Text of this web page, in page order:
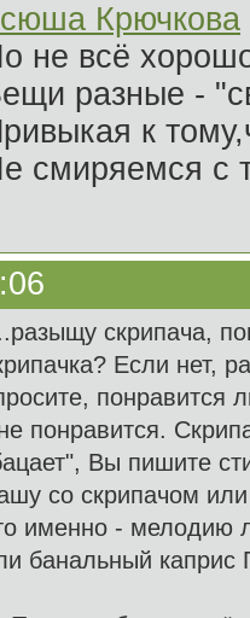
Крючкова
не всё
разные -
к
смиряемся с
скрипача,
Если нет,
понравится
понравится.
Вы пишите
со скрипачом
именно - мелодию
банальный каприс